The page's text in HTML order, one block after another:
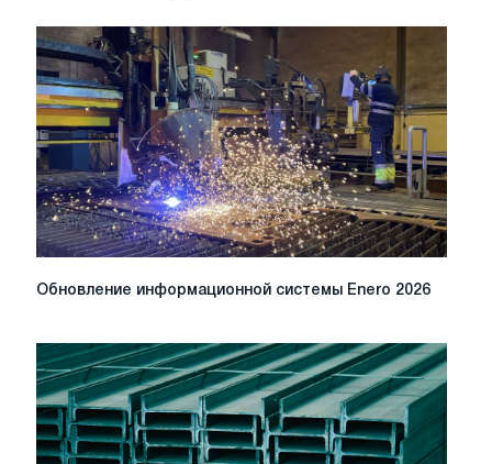
майонезе
2026
Обновление
Enero
2026
Обновление информационной системы Enero 2026